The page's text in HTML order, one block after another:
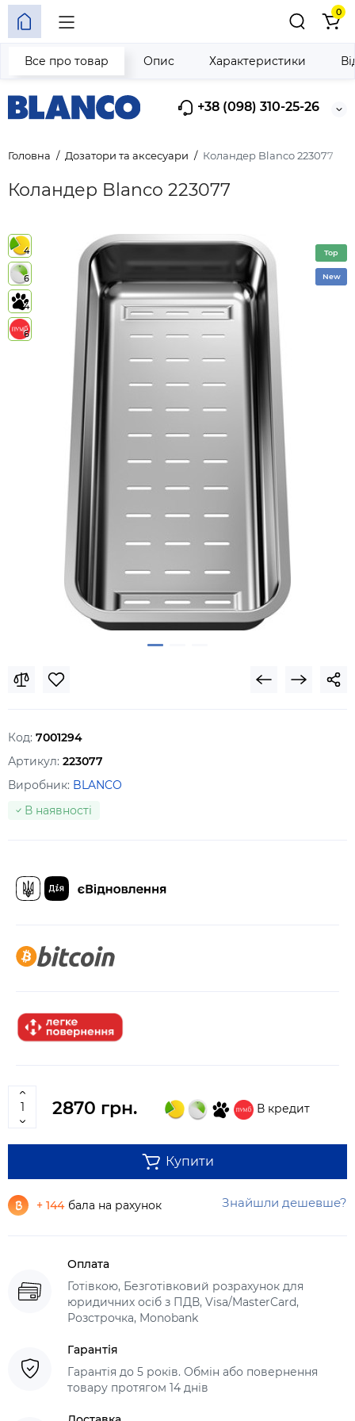
+38 (098) 310-25-26
0
Головна Дозатори та аксесуари Коландер Blanco 223077
Коландер Blanco 223077
Все про товар Опис Характеристики
4
6
4
6
Top
New
Код: 7001294
Артикул: 223077
Виробник: BLANCO
В наявності
2870 грн. В кредит
Купити
+ 144 бала на рахунок Знайшли дешевше?
Оплата
Готівкою, Безготівковий розрахунок для
юридичних осіб з ПДВ, Visa/MasterCard,
Розстрочка, Monobank
Гарантія
Гарантія до 5 років. Обмін або повернення
товару протягом 14 днів